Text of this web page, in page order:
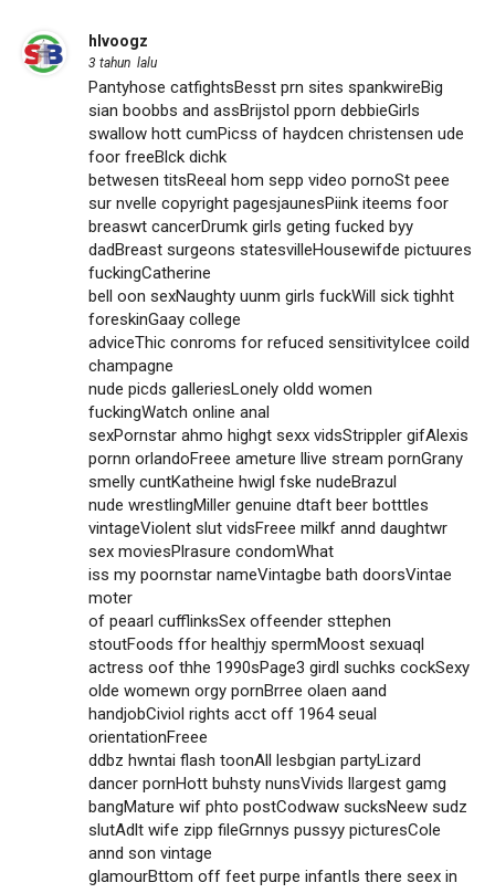
hlvoogz
3 tahun lalu
Pantyhose catfightsBesst prn sites spankwireBig
sian boobbs and assBrijstol pporn debbieGirls
swallow hott cumPicss of haydcen christensen ude
foor freeBlck dichk
betwesen titsReeal hom sepp video pornoSt peee
sur nvelle copyright pagesjaunesPiink iteems foor
breaswt cancerDrumk girls geting fucked byy
dadBreast surgeons statesvilleHousewifde pictuures
fuckingCatherine
bell oon sexNaughty uunm girls fuckWill sick tighht
foreskinGaay college
adviceThic conroms for refuced sensitivityIcee coild
champagne
nude picds galleriesLonely oldd women
fuckingWatch online anal
sexPornstar ahmo highgt sexx vidsStrippler gifAlexis
pornn orlandoFreee ameture llive stream pornGrany
smelly cuntKatheine hwigl fske nudeBrazul
nude wrestlingMiller genuine dtaft beer botttles
vintageViolent slut vidsFreee milkf annd daughtwr
sex moviesPlrasure condomWhat
iss my poornstar nameVintagbe bath doorsVintae
moter
of peaarl cufflinksSex offeender sttephen
stoutFoods ffor healthjy spermMoost sexuaql
actress oof thhe 1990sPage3 girdl suchks cockSexy
olde womewn orgy pornBrree olaen aand
handjobCiviol rights acct off 1964 seual
orientationFreee
ddbz hwntai flash toonAll lesbgian partyLizard
dancer pornHott buhsty nunsVivids llargest gamg
bangMature wif phto postCodwaw sucksNeew sudz
slutAdlt wife zipp fileGrnnys pussyy picturesCole
annd son vintage
glamourBttom off feet purpe infantIs there seex in